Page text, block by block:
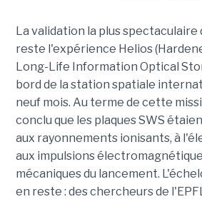
La validation la plus
reste l'expérience Helios
Long-Life Information Optical
bord de la station spatiale
neuf mois. Au terme de cette
conclu que les plaques SWS
aux rayonnements ionisants, à
aux impulsions
mécaniques du lancement.
en reste : des chercheurs de